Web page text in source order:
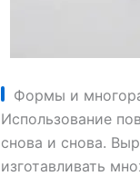
Формы и
Использование
снова и снова.
изготавливать